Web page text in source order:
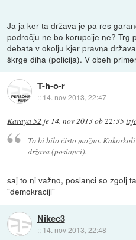
Ja ja ker ta država je pa res
področju ne bo korupcije ne? Trg
debata v okolju kjer pravna
škrge diha (policija). V obeh
T-h-o-r
:: 14. nov 2013, 22:47
Karaya 52 je 14. nov 2013 ob 22:35
To bi bilo čisto možno.
država (poslanci).
saj to ni važno, poslanci so zgolj
"demokraciji"
Nikec3
:: 14. nov 2013, 22:48